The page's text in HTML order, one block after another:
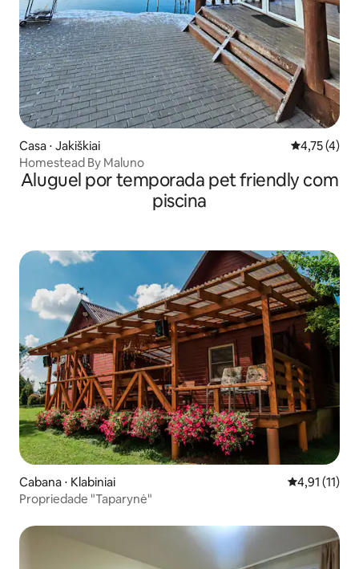
Casa ⋅ Jakiškiai 4,75 de
4,75 (4)
Homestead By Maluno
Aluguel por temporada pet friendly com
piscina
Cabana ⋅ Klabiniai 4,91 de uma
4,91 (11)
Propriedade "Taparynė"